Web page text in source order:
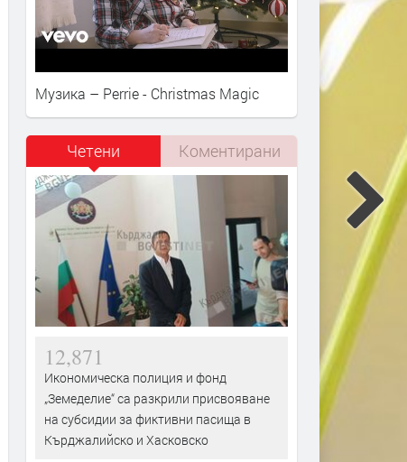
Музика – Perrie - Christmas Magic
Четени Коментирани
12,871
Икономическа полиция и фонд
„Земеделие“ са разкрили присвояване
на субсидии за фиктивни пасища в
Кърджалийско и Хасковско